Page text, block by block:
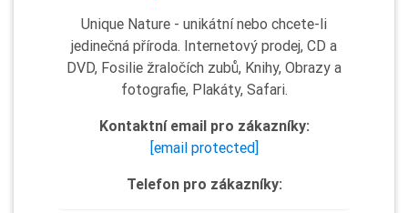
Unique Nature - unikátní nebo chcete-li
jedinečná příroda. Internetový prodej, CD a
DVD, Fosilie žraločích zubů, Knihy, Obrazy a
fotografie, Plakáty, Safari.
Kontaktní email pro zákazníky:
[email protected]
Telefon pro zákazníky: